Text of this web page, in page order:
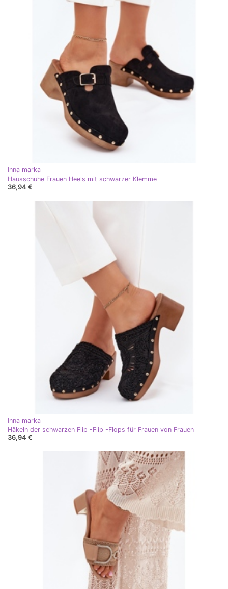
Inna marka
Hausschuhe Frauen Heels mit schwarzer Klemme
36,94 €
Inna marka
Häkeln der schwarzen Flip -Flip -Flops für Frauen von Frauen
36,94 €